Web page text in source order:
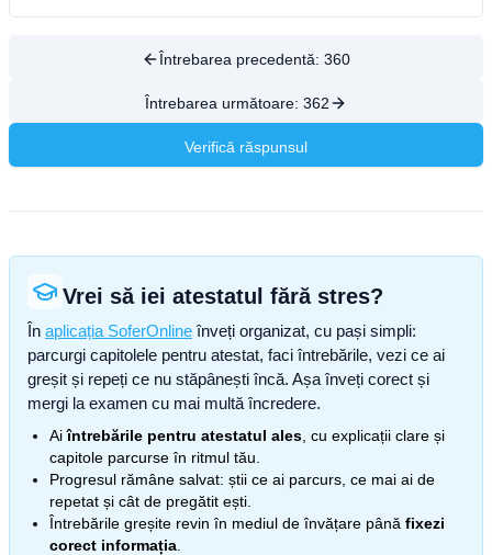
Întrebarea precedentă: 360
Întrebarea următoare: 362
Verifică răspunsul
Vrei să iei atestatul fără stres?
În aplicația SoferOnline înveți organizat, cu pași simpli:
parcurgi capitolele pentru atestat, faci întrebările, vezi ce ai
greșit și repeți ce nu stăpânești încă. Așa înveți corect și
mergi la examen cu mai multă încredere.
Aiîntrebările pentru atestatul ales , cu explicații clare și
capitole parcurse în ritmul tău.
Progresul rămâne salvat: știi ce ai parcurs, ce mai ai de
repetat și cât de pregătit ești.
Întrebările greșite revin în mediul de învățare până fixezi
corect informația